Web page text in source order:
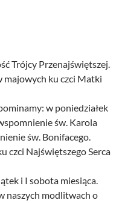
Trójcy Przenajświętszej.
majowych ku czci Matki
w poniedziałek
św. Karola
św. Bonifacego.
czci Najświętszego Serca
i I sobota miesiąca.
naszych modlitwach o